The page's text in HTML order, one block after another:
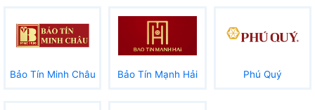
Bảo Tín Minh Châu Bảo Tín Mạnh Hải Phú Quý